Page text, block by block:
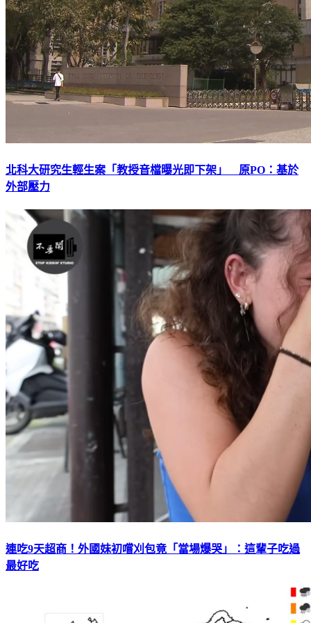
北科大研究生輕生案「教授音檔曝光即下架」 原PO：基於
外部壓力
連吃9天超商！外國妹初嚐刈包竟「當場爆哭」：這輩子吃過
最好吃